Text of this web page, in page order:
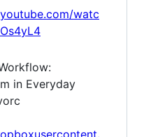
watc
in Everyday